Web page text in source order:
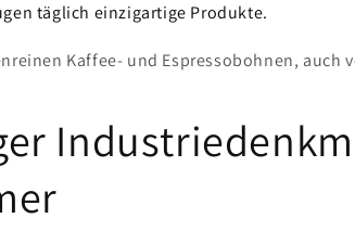
täglich einzigartige Produkte.
Kaffee- und Espressobohnen, auch